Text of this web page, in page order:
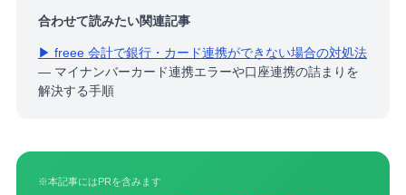
合わせて読みたい関連記事
▶ freee 会計で銀行・カード連携ができない場合の対処法
— マイナンバーカード連携エラーや口座連携の詰まりを
解決する手順
※本記事にはPRを含みます